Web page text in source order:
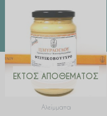
ΕΚΤΌΣ ΑΠΟΘΈΜΑΤΟΣ
Αλείμματα